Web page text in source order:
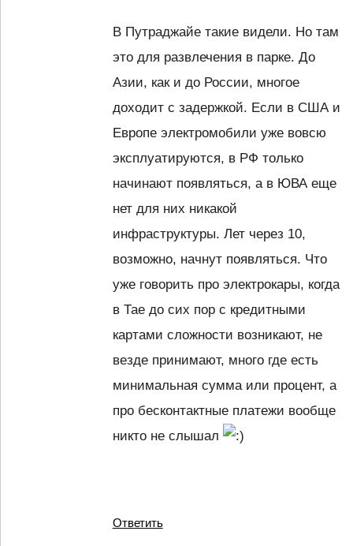
В Путраджайе такие видели. Но там
это для развлечения в парке. До
Азии, как и до России, многое
доходит с задержкой. Если в США и
Европе электромобили уже вовсю
эксплуатируются, в РФ только
начинают появляться, а в ЮВА еще
нет для них никакой
инфраструктуры. Лет через 10,
возможно, начнут появляться. Что
уже говорить про электрокары, когда
в Тае до сих пор с кредитными
картами сложности возникают, не
везде принимают, много где есть
минимальная сумма или процент, а
про бесконтактные платежи вообще
никто не слышал
Ответить